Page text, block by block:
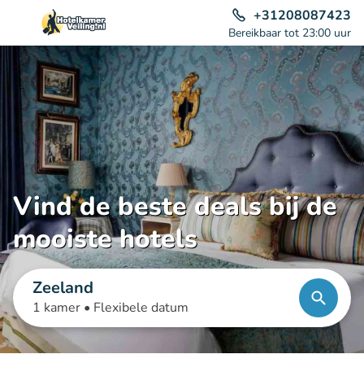
+31208087423
Bereikbaar tot 23:00 uur
Vind de beste deals bij de
mooiste hotels
Zeeland
1 kamer • Flexibele datum